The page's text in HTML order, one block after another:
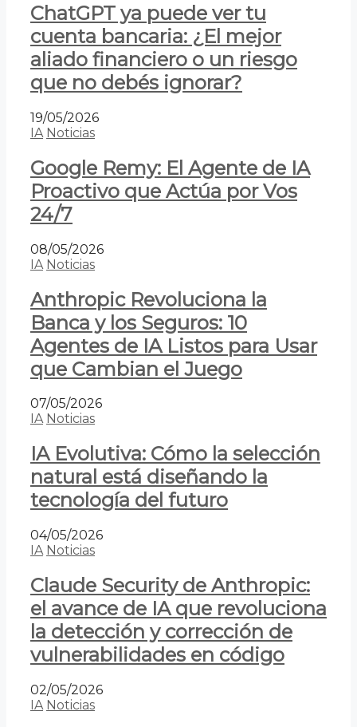
ChatGPT ya puede ver tu
cuenta bancaria: ¿El mejor
aliado financiero o un riesgo
que no debés ignorar?
19/05/2026
IA Noticias
Google Remy: El Agente de IA
Proactivo que Actúa por Vos
24/7
08/05/2026
IA Noticias
Anthropic Revoluciona la
Banca y los Seguros: 10
Agentes de IA Listos para Usar
que Cambian el Juego
07/05/2026
IA Noticias
IA Evolutiva: Cómo la selección
natural está diseñando la
tecnología del futuro
04/05/2026
IA Noticias
Claude Security de Anthropic:
el avance de IA que revoluciona
la detección y corrección de
vulnerabilidades en código
02/05/2026
IA Noticias